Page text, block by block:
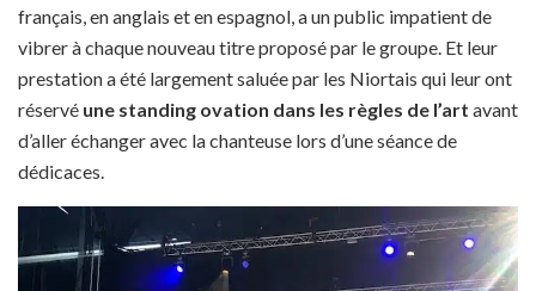
français, en anglais et en espagnol, a un public impatient de
vibrer à chaque nouveau titre proposé par le groupe. Et leur
prestation a été largement saluée par les Niortais qui leur ont
réservé une standing ovation dans les règles de l’art avant
d’aller échanger avec la chanteuse lors d’une séance de
dédicaces.